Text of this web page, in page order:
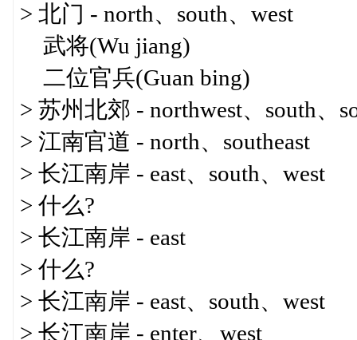
> 北门 - north、south、west
武将(Wu jiang)
二位官兵(Guan bing)
> 苏州北郊 - northwest、south、
> 江南官道 - north、southeast
> 长江南岸 - east、south、west
> 什么?
> 长江南岸 - east
> 什么?
> 长江南岸 - east、south、west
> 长江南岸 - enter、west